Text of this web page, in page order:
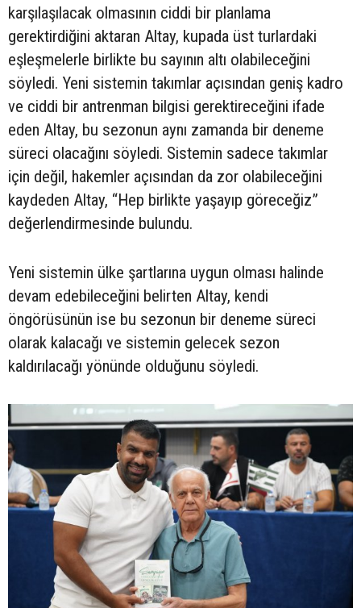
karşılaşılacak olmasının ciddi bir planlama
gerektirdiğini aktaran Altay, kupada üst turlardaki
eşleşmelerle birlikte bu sayının altı olabileceğini
söyledi. Yeni sistemin takımlar açısından geniş kadro
ve ciddi bir antrenman bilgisi gerektireceğini ifade
eden Altay, bu sezonun aynı zamanda bir deneme
süreci olacağını söyledi. Sistemin sadece takımlar
için değil, hakemler açısından da zor olabileceğini
kaydeden Altay, “Hep birlikte yaşayıp göreceğiz”
değerlendirmesinde bulundu.
Yeni sistemin ülke şartlarına uygun olması halinde
devam edebileceğini belirten Altay, kendi
öngörüsünün ise bu sezonun bir deneme süreci
olarak kalacağı ve sistemin gelecek sezon
kaldırılacağı yönünde olduğunu söyledi.